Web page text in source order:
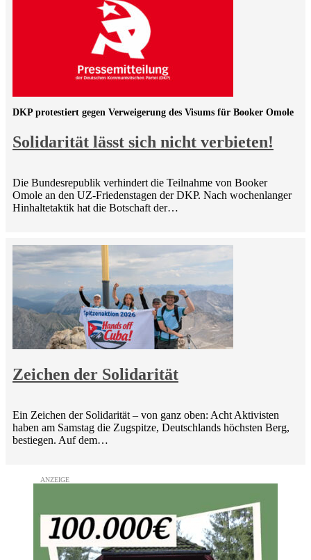
Solidarität lässt sich nicht verbieten!
DKP protestiert gegen Verweigerung des Visums für Booker Omole
Die Bundesrepublik verhindert die Teilnahme von Booker
Omole an den UZ-Friedenstagen der DKP. Nach wochenlanger
Hinhaltetaktik hat die Botschaft der…
Zeichen der Solidarität
Ein Zeichen der Solidarität – von ganz oben: Acht Aktivisten
haben am Samstag die Zugspitze, Deutschlands höchsten Berg,
bestiegen. Auf dem…